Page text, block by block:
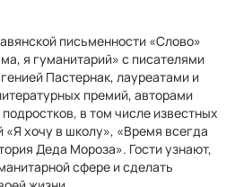
письменности «Слово»
я гуманитарий» с писателями
Пастернак, лауреатами и
премий, авторами
в том числе известных
«Я хочу в школу», «Время всегда
Деда Мороза». Гости узнают,
сфере и сделать